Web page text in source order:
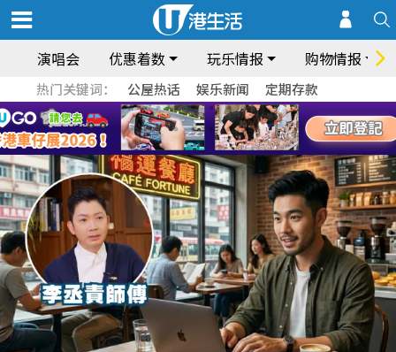
演唱会 优惠着数 玩乐情报 购物情报
热门关键词： 公屋热话 娱乐新闻 定期存款